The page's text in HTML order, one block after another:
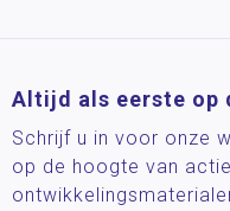
Altijd als eerste op
Schrijf u in voor onze
op de hoogte van